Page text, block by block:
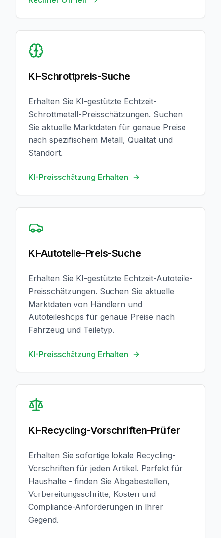
KI-Schrottpreis-Suche
Erhalten Sie KI-gestützte Echtzeit-
Schrottmetall-Preisschätzungen. Suchen
Sie aktuelle Marktdaten für genaue Preise
nach spezifischem Metall, Qualität und
Standort.
KI-Preisschätzung Erhalten
KI-Autoteile-Preis-Suche
Erhalten Sie KI-gestützte Echtzeit-Autoteile-
Preisschätzungen. Suchen Sie aktuelle
Marktdaten von Händlern und
Autoteileshops für genaue Preise nach
Fahrzeug und Teiletyp.
KI-Preisschätzung Erhalten
KI-Recycling-Vorschriften-Prüfer
Erhalten Sie sofortige lokale Recycling-
Vorschriften für jeden Artikel. Perfekt für
Haushalte - finden Sie Abgabestellen,
Vorbereitungsschritte, Kosten und
Compliance-Anforderungen in Ihrer
Gegend.